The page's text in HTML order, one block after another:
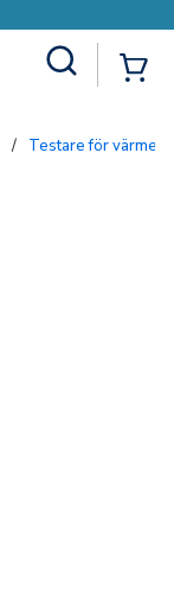
/ Testare för